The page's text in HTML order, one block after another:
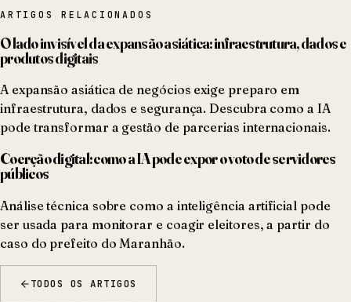
ARTIGOS RELACIONADOS
O lado invisível da expansão asiática: infraestrutura, dados e
produtos digitais
A expansão asiática de negócios exige preparo em
infraestrutura, dados e segurança. Descubra como a IA
pode transformar a gestão de parcerias internacionais.
Coerção digital: como a IA pode expor o voto de servidores
públicos
Análise técnica sobre como a inteligência artificial pode
ser usada para monitorar e coagir eleitores, a partir do
caso do prefeito do Maranhão.
TODOS OS ARTIGOS